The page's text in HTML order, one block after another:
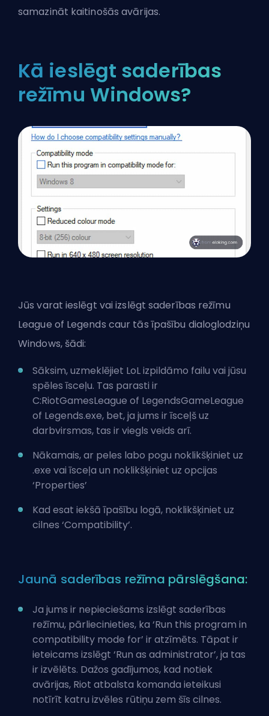
samazināt kaitinošās avārijas.
Kā ieslēgt saderības
režīmu Windows?
Jūs varat ieslēgt vai izslēgt saderības režīmu
League of Legends caur tās īpašību dialoglodziņu
Windows, šādi:
Sāksim, uzmeklējiet LoL izpildāmo failu vai jūsu
spēles īsceļu. Tas parasti ir
C:RiotGamesLeague of LegendsGameLeague
of Legends.exe, bet, ja jums ir īsceļš uz
darbvirsmas, tas ir viegls veids arī.
Nākamais, ar peles labo pogu noklikšķiniet uz
.exe vai īsceļa un noklikšķiniet uz opcijas
‘Properties’
Kad esat iekšā īpašību logā, noklikšķiniet uz
cilnes ‘Compatibility’.
Jaunā saderības režīma pārslēgšana:
Ja jums ir nepieciešams izslēgt saderības
režīmu, pārliecinieties, ka ‘Run this program in
compatibility mode for’ ir atzīmēts. Tāpat ir
ieteicams izslēgt ‘Run as administrator’, ja tas
ir izvēlēts. Dažos gadījumos, kad notiek
avārijas, Riot atbalsta komanda ieteikusi
notīrīt katru izvēles rūtiņu zem šīs cilnes.